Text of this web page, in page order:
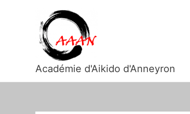
Académie d'Aikido d'Anneyron